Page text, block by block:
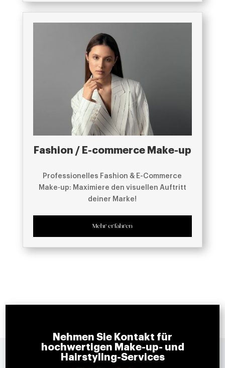
Fashion / E-commerce Make-up
Professionelles Fashion & E-Commerce
Make-up: Maximiere den visuellen Auftritt
deiner Marke!
Mehr erfahren
Nehmen Sie Kontakt für
hochwertigen Make-up- und
Hairstyling-Services